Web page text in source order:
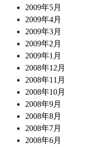
2009年5月
2009年4月
2009年3月
2009年2月
2009年1月
2008年12月
2008年11月
2008年10月
2008年9月
2008年8月
2008年7月
2008年6月